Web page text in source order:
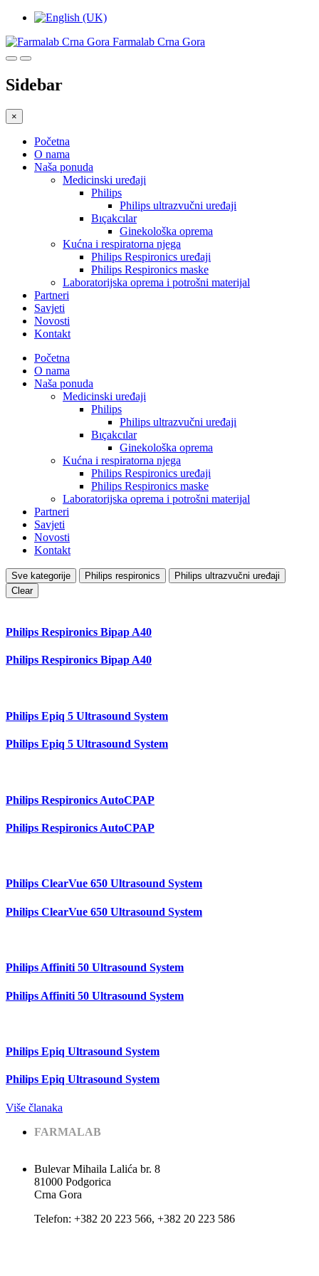
Farmalab Crna Gora
Sidebar
×
Početna
O nama
Naša ponuda
Medicinski uređaji
Philips
Philips ultrazvučni uređaji
Bıçakcılar
Ginekološka oprema
Kućna i respiratorna njega
Philips Respironics uređaji
Philips Respironics maske
Laboratorijska oprema i potrošni materijal
Partneri
Savjeti
Novosti
Kontakt
Početna
O nama
Naša ponuda
Medicinski uređaji
Philips
Philips ultrazvučni uređaji
Bıçakcılar
Ginekološka oprema
Kućna i respiratorna njega
Philips Respironics uređaji
Philips Respironics maske
Laboratorijska oprema i potrošni materijal
Partneri
Savjeti
Novosti
Kontakt
Sve kategorije Philips respironics
Philips ultrazvučni uređaji
Clear
Philips Respironics Bipap A40
Philips Respironics Bipap A40
Philips Epiq 5 Ultrasound System
Philips Epiq 5 Ultrasound System
Philips Respironics AutoCPAP
Philips Respironics AutoCPAP
Philips ClearVue 650 Ultrasound System
Philips ClearVue 650 Ultrasound System
Philips Affiniti 50 Ultrasound System
Philips Affiniti 50 Ultrasound System
Philips Epiq Ultrasound System
Philips Epiq Ultrasound System
Više članaka
FARMALAB
Bulevar Mihaila Lalića br. 8
81000 Podgorica
Crna Gora
Теlеfоn: +382 20 223 566, +382 20 223 586